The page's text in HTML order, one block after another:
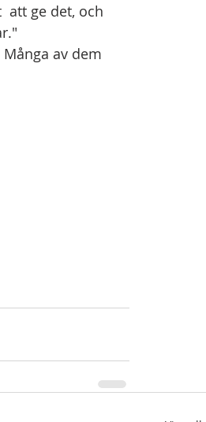
att ge det, och
Många av dem